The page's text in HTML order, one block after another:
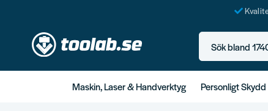
Sök bland 17400+
Maskin, Laser & Handverktyg Personligt